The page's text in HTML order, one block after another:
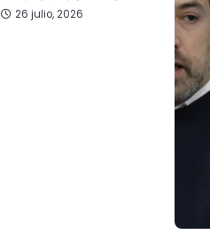
26 julio, 2026